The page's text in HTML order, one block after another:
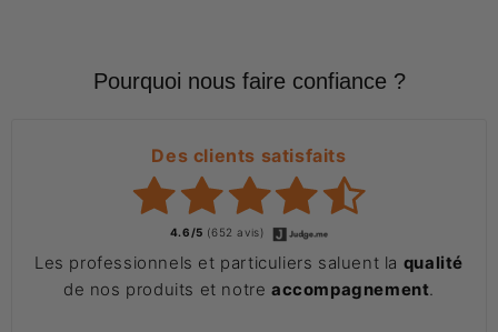
Pourquoi nous faire confiance ?
Des clients satisfaits
4.6/5 (652 avis)
Les professionnels et particuliers saluent la qualité
de nos produits et notre accompagnement